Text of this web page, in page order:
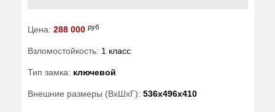
Цена: 288 000 руб
Взломостойкость: 1 класс
Тип замка: ключевой
Внешние размеры (ВхШхГ): 536x496x410